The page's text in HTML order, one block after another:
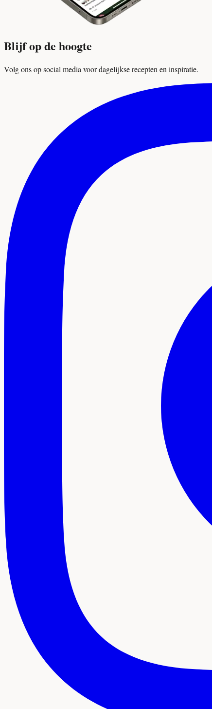
Blijf op de hoogte
Volg ons op social media voor dagelijkse recepten en inspiratie.